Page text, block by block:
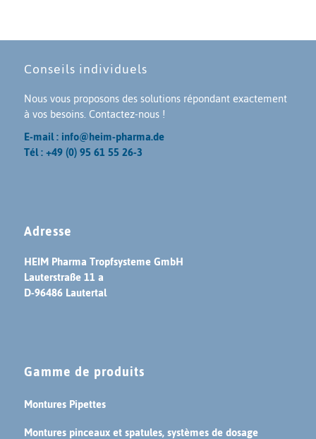
Conseils individuels
Nous vous proposons des solutions répondant exactement
à vos besoins. Contactez-nous !
E-mail : info@heim-pharma.de
Tél : +49 (0) 95 61 55 26-3
Adresse
HEIM Pharma Tropfsysteme GmbH
Lauterstraße 11 a
D-96486 Lautertal
Gamme de produits
Montures Pipettes
Montures pinceaux et spatules, systèmes de dosage